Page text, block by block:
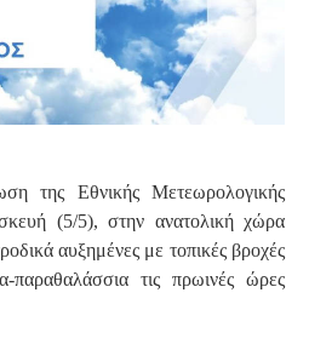
της Εθνικής Μετεωρολογικής
(5/5), στην ανατολική χώρα
αυξημένες με τοπικές βροχές
παραθαλάσσια τις πρωινές ώρες